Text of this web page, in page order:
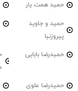
حمید همت یار
حمید و جاوید
پیروزنیا
حمیدرضا بابایی
حمیدرضا علوی